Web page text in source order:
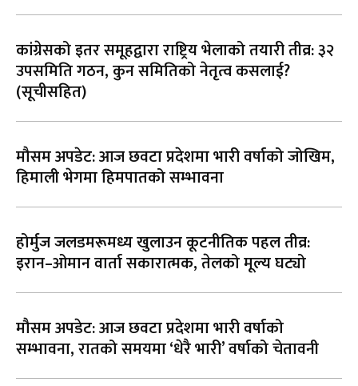
कांग्रेसको इतर समूहद्वारा राष्ट्रिय भेलाको तयारी तीव्र: ३२
उपसमिति गठन, कुन समितिको नेतृत्व कसलाई?
(सूचीसहित)
मौसम अपडेट: आज छवटा प्रदेशमा भारी वर्षाको जोखिम,
हिमाली भेगमा हिमपातको सम्भावना
होर्मुज जलडमरूमध्य खुलाउन कूटनीतिक पहल तीव्र:
इरान–ओमान वार्ता सकारात्मक, तेलको मूल्य घट्यो
मौसम अपडेट: आज छवटा प्रदेशमा भारी वर्षाको
सम्भावना, रातको समयमा ‘धेरै भारी’ वर्षाको चेतावनी